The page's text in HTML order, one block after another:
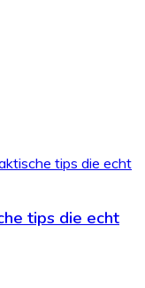
tips die echt